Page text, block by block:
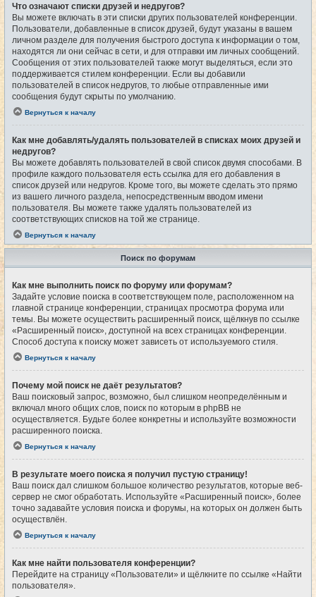
Что означают списки друзей и недругов?
Вы можете включать в эти списки других пользователей конференции.
Пользователи, добавленные в список друзей, будут указаны в вашем
личном разделе для получения быстрого доступа к информации о том,
находятся ли они сейчас в сети, и для отправки им личных сообщений.
Сообщения от этих пользователей также могут выделяться, если это
поддерживается стилем конференции. Если вы добавили
пользователей в список недругов, то любые отправленные ими
сообщения будут скрыты по умолчанию.
Вернуться к началу
Как мне добавлять/удалять пользователей в списках моих друзей и
недругов?
Вы можете добавлять пользователей в свой список двумя способами. В
профиле каждого пользователя есть ссылка для его добавления в
список друзей или недругов. Кроме того, вы можете сделать это прямо
из вашего личного раздела, непосредственным вводом имени
пользователя. Вы можете также удалять пользователей из
соответствующих списков на той же странице.
Вернуться к началу
Поиск по форумам
Как мне выполнить поиск по форуму или форумам?
Задайте условие поиска в соответствующем поле, расположенном на
главной странице конференции, страницах просмотра форума или
темы. Вы можете осуществить расширенный поиск, щёлкнув по ссылке
«Расширенный поиск», доступной на всех страницах конференции.
Способ доступа к поиску может зависеть от используемого стиля.
Вернуться к началу
Почему мой поиск не даёт результатов?
Ваш поисковый запрос, возможно, был слишком неопределённым и
включал много общих слов, поиск по которым в phpBB не
осуществляется. Будьте более конкретны и используйте возможности
расширенного поиска.
Вернуться к началу
В результате моего поиска я получил пустую страницу!
Ваш поиск дал слишком большое количество результатов, которые веб-
сервер не смог обработать. Используйте «Расширенный поиск», более
точно задавайте условия поиска и форумы, на которых он должен быть
осуществлён.
Вернуться к началу
Как мне найти пользователя конференции?
Перейдите на страницу «Пользователи» и щёлкните по ссылке «Найти
пользователя».